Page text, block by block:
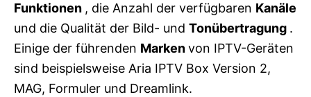
Funktionen , die Anzahl der verfügbaren Kanäle
und die Qualität der Bild- und Tonübertragung .
Einige der führenden Markenvon IPTV-Geräten
sind beispielsweise Aria IPTV Box Version 2,
MAG, Formuler und Dreamlink.